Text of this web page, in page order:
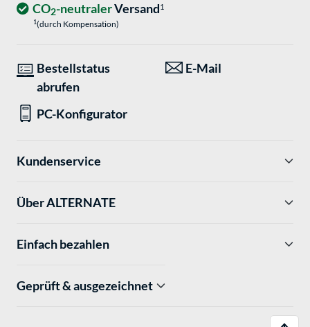
CO2-neutralerVersand1
1(durch Kompensation)
Bestellstatus
abrufen
E-Mail
PC-Konfigurator
Kundenservice
Über ALTERNATE
Einfach bezahlen
Geprüft & ausgezeichnet